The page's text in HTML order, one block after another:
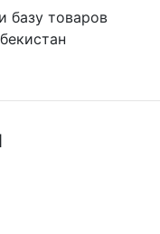
базу товаров